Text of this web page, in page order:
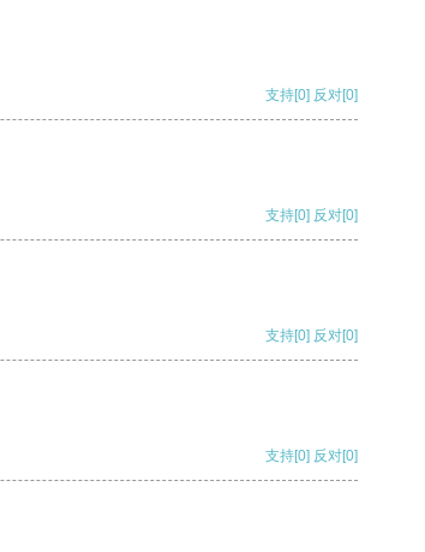
支持[0] 反对[0]
支持[0] 反对[0]
支持[0] 反对[0]
支持[0] 反对[0]